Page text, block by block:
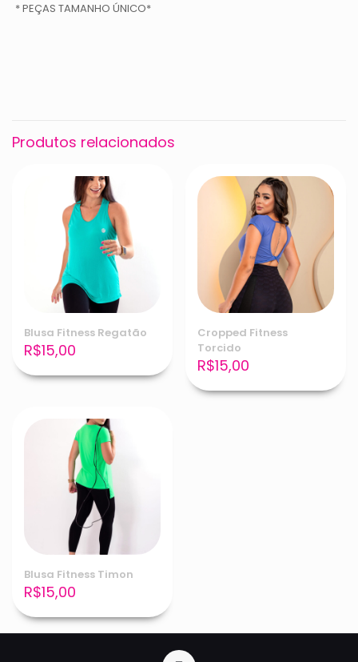
* PEÇAS TAMANHO ÚNICO*
Cor
Produtos relacionados
Blusa Fitness Regatão
R$15,00
Cropped Fitness
Torcido
R$15,00
Blusa Fitness Timon
R$15,00